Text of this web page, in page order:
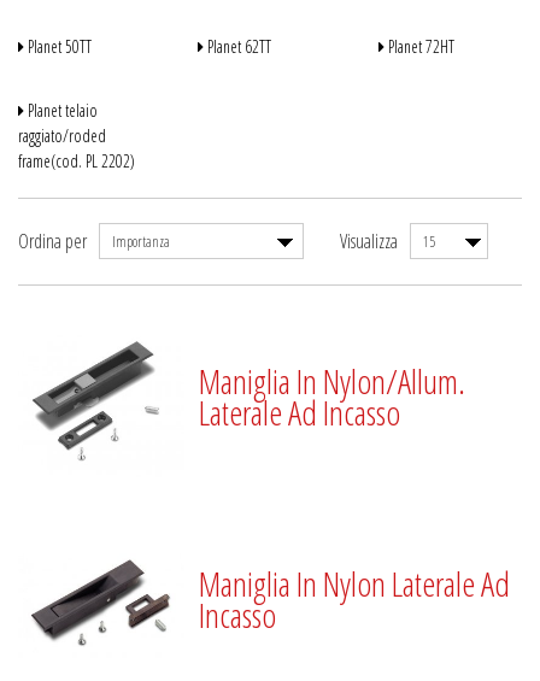
Planet 50TT Planet 62TT Planet 72HT
Planet telaio
raggiato/roded
frame(cod. PL 2202)
Ordina per Importanza Visualizza 15
Maniglia In Nylon/Allum.
Laterale Ad Incasso
Maniglia In Nylon Laterale Ad
Incasso